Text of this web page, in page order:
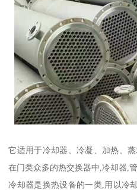
它适用于冷却器、冷凝、加热、
在门类众多的热交换器中,冷却器,
冷却器是换热设备的一类,用以冷